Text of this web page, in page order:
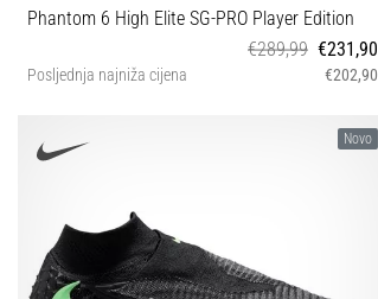
Phantom 6 High Elite SG-PRO Player Edition
€289,99 €231,90
Posljednja najniža cijena €202,90
Novo